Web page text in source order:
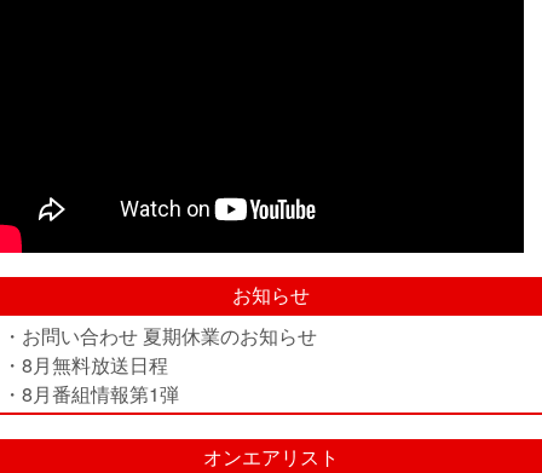
お知らせ
・お問い合わせ 夏期休業のお知らせ
・8月無料放送日程
・8月番組情報第1弾
オンエアリスト